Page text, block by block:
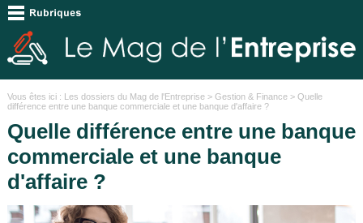
Vous êtes ici : Les dossiers du Mag de l'Entreprise> Gestion & Finance> Quelle
différence entre une banque commerciale et une banque d'affaire ?
Quelle différence entre une banque
commerciale et une banque
d'affaire ?